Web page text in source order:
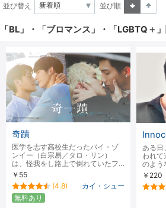
並び替え
並び順
「BL」・「ブロマンス」・「LGBTQ＋
奇蹟
医学を志す高校生だったバイ・ゾ
ンイー（白宗易／タロ・リン）
は、怪我をし路上で倒れていたフ…
￥55
(4.8)
カイ・シュー
無料あり
ある日
われて
のよう
￥220